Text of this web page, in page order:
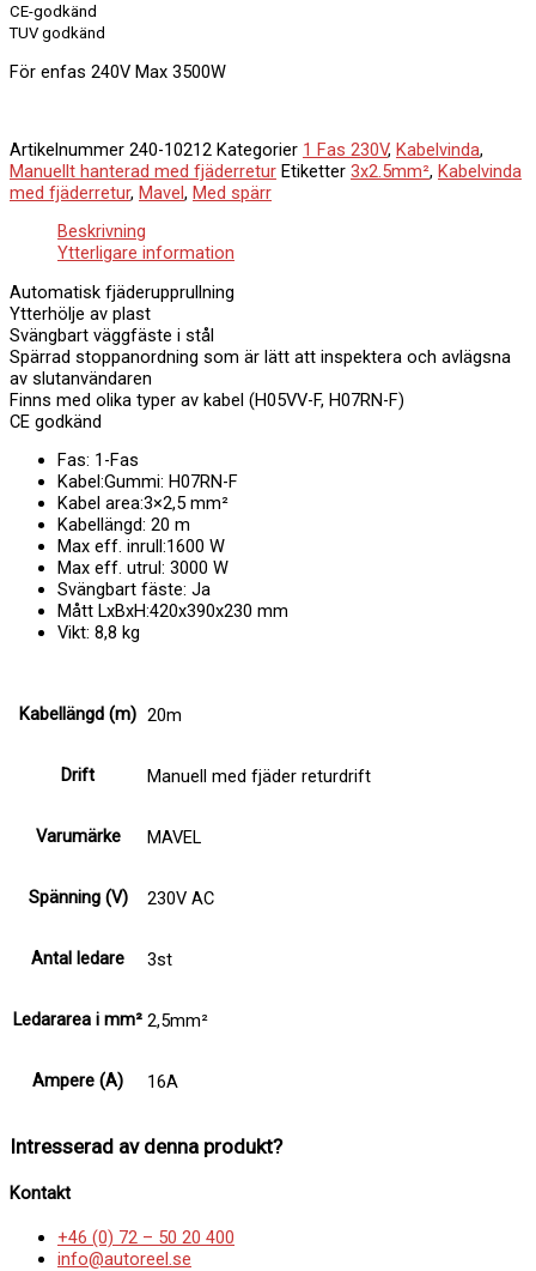
CE-godkänd
TUV godkänd
För enfas 240V Max 3500W
Artikelnummer 240-10212 Kategorier 1 Fas 230V, Kabelvinda,
Manuellt hanterad med fjäderretur Etiketter 3x2.5mm², Kabelvinda
med fjäderretur, Mavel, Med spärr
Beskrivning
Ytterligare information
Automatisk fjäderupprullning
Ytterhölje av plast
Svängbart väggfäste i stål
Spärrad stoppanordning som är lätt att inspektera och avlägsna
av slutanvändaren
Finns med olika typer av kabel (H05VV-F, H07RN-F)
CE godkänd
Fas: 1-Fas
Kabel:Gummi: H07RN-F
Kabel area:3×2,5 mm²
Kabellängd: 20 m
Max eff. inrull:1600 W
Max eff. utrul: 3000 W
Svängbart fäste: Ja
Mått LxBxH:420x390x230 mm
Vikt: 8,8 kg
Kabellängd (m) 20m
Drift Manuell med fjäder returdrift
Varumärke MAVEL
Spänning (V) 230V AC
Antal ledare 3st
Ledararea i mm² 2,5mm²
Ampere (A) 16A
Intresserad av denna produkt?
Kontakt
+46 (0) 72 – 50 20 400
info@autoreel.se